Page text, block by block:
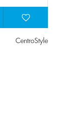
CentroStyle